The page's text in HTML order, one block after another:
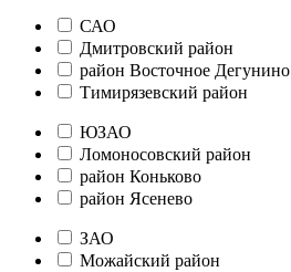
САО
Дмитровский район
район Восточное Дегунино
Тимирязевский район
ЮЗАО
Ломоносовский район
район Коньково
район Ясенево
ЗАО
Можайский район